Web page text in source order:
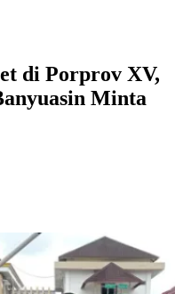
di Porprov XV,
Minta